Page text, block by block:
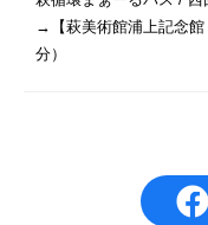
→【萩美術館浦上記念
分）